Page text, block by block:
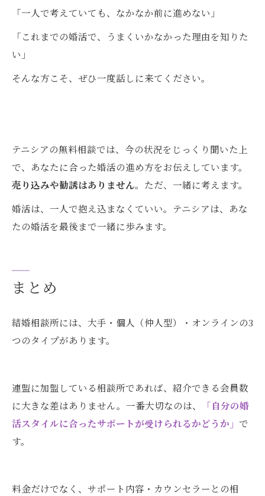
「一人で考えていても、なかなか前に進めない」
「これまでの婚活で、うまくいかなかった理由を知りた
い」
そんな方こそ、ぜひ一度話しに来てください。
テニシアの無料相談では、今の状況をじっくり聞いた上
で、あなたに合った婚活の進め方をお伝えしています。
売り込みや勧誘はありません。ただ、一緒に考えます。
婚活は、一人で抱え込まなくていい。テニシアは、あな
たの婚活を最後まで一緒に歩みます。
まとめ
結婚相談所には、大手・個人（仲人型）・オンラインの3
つのタイプがあります。
連盟に加盟している相談所であれば、紹介できる会員数
に大きな差はありません。一番大切なのは、
「自分の婚
活スタイルに合ったサポートが受けられるかどうか」 で
す。
料金だけでなく、サポート内容・カウンセラーとの相